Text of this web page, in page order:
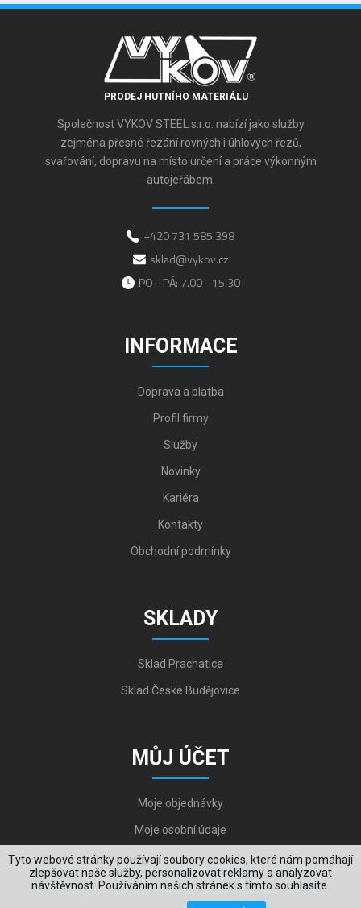
Tyto webové stránky používají soubory cookies, které nám pomáhají
zlepšovat naše služby, personalizovat reklamy a analyzovat
návštěvnost. Používáním našich stránek s tímto souhlasíte.
PRODEJ HUTNÍHO MATERIÁLU
Společnost VYKOV STEEL s.r.o. nabízí jako služby
zejména přesné řezání rovných i úhlových řezů,
svařování, dopravu na místo určení a práce výkonným
autojeřábem.
+420 731 585 398
sklad@vykov.cz
PO - PÁ: 7.00 - 15.30
INFORMACE
Doprava a platba
Profil firmy
Služby
Novinky
Kariéra
Kontakty
Obchodní podmínky
SKLADY
Sklad Prachatice
Sklad České Budějovice
MŮJ ÚČET
Moje objednávky
Moje osobní údaje
Copyright © 2006-2026, VYKOV STEEL s.r.o. All Rights Reserved.